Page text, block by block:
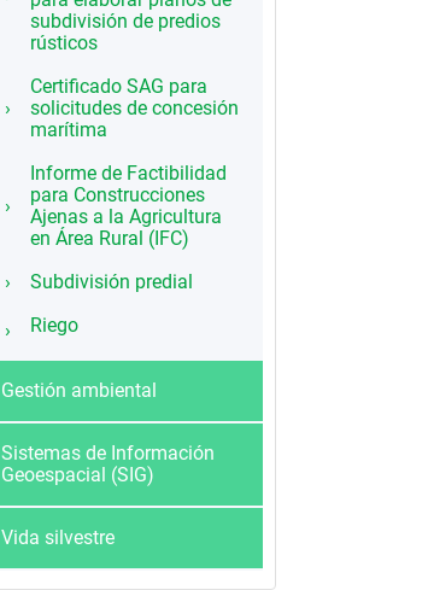
subdivisión de predios
rústicos
Certificado SAG para
solicitudes de concesión
marítima
Informe de Factibilidad
para Construcciones
Ajenas a la Agricultura
en Área Rural (IFC)
Subdivisión predial
Riego
Gestión ambiental
Sistemas de Información
Geoespacial (SIG)
Vida silvestre